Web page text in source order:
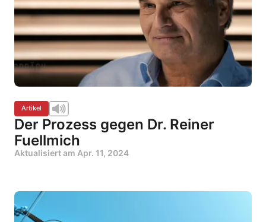
Artikel
Der Prozess gegen Dr. Reiner
Fuellmich
Aktualisiert am Apr. 11, 2024